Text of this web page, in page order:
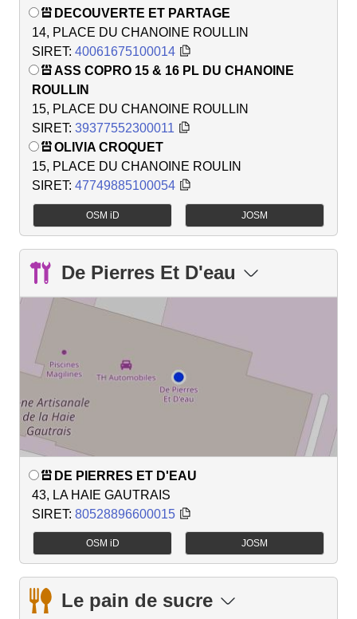
DECOUVERTE ET PARTAGE
14, PLACE DU CHANOINE ROULLIN
SIRET: 40061675100014
ASS COPRO 15 & 16 PL DU CHANOINE
ROULLIN
15, PLACE DU CHANOINE ROULLIN
SIRET: 39377552300011
OLIVIA CROQUET
15, PLACE DU CHANOINE ROULIN
SIRET: 47749885100054
OSM iD JOSM
De Pierres Et D'eau
DE PIERRES ET D'EAU
43, LA HAIE GAUTRAIS
SIRET: 80528896600015
OSM iD JOSM
Le pain de sucre